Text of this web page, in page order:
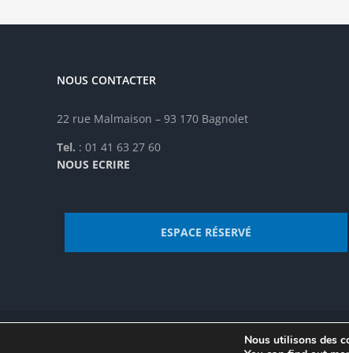
NOUS CONTACTER
22 rue Malmaison – 93 170 Bagnolet
Tel. : 01 41 63 27 60
NOUS ECRIRE
ESPACE RÉSERVÉ
© Institut de recherche de la FSU 2023 | ParFSU|Plan du site
Nous utilisons des